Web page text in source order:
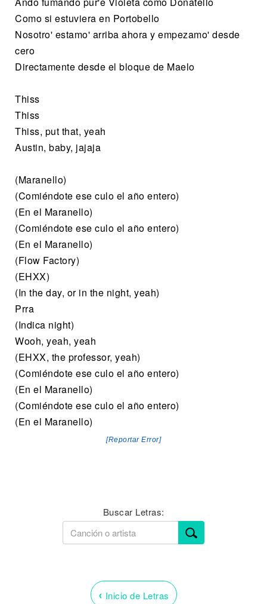
Como si estuviera en Portobello
Nosotro' estamo' arriba ahora y empezamo' desde
cero
Directamente desde el bloque de Maelo
Thiss
Thiss
Thiss, put that, yeah
Austin, baby, jajaja
(Maranello)
(Comiéndote ese culo el año entero)
(En el Maranello)
(Comiéndote ese culo el año entero)
(En el Maranello)
(Flow Factory)
(EHXX)
(In the day, or in the night, yeah)
Prra
(Indica night)
Wooh, yeah, yeah
(EHXX, the professor, yeah)
(Comiéndote ese culo el año entero)
(En el Maranello)
(Comiéndote ese culo el año entero)
(En el Maranello)
[Reportar Error]
Buscar Letras:
‹ Inicio de Letras